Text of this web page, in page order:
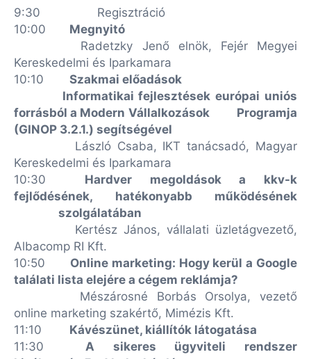
9:30
Regisztráció
10:00
Megnyitó
Radetzky Jenő elnök, Fejér Megyei
Kereskedelmi és Iparkamara
10:10
Szakmai előadások
Informatikai fejlesztések európai uniós
forrásból a Modern Vállalkozások
Programja
(GINOP 3.2.1.) segítségével
László Csaba, IKT tanácsadó, Magyar
Kereskedelmi és Iparkamara
10:30
Hardver megoldások a kkv-k
fejlődésének, hatékonyabb működésének
szolgálatában
Kertész János, vállalati üzletágvezető,
Albacomp RI Kft.
10:50
Online marketing: Hogy kerül a Google
találati lista elejére a cégem reklámja?
Mészárosné Borbás Orsolya, vezető
online marketing szakértő, Mimézis Kft.
11:10
Kávészünet, kiállítók látogatása
11:30
A sikeres ügyviteli rendszer